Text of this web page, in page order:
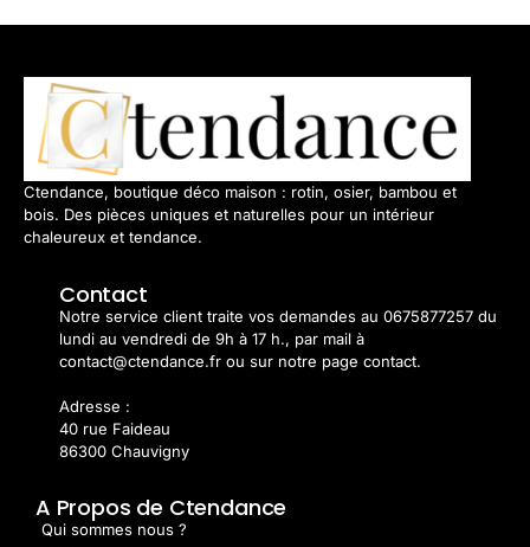
Ctendance, boutique déco maison : rotin, osier, bambou et
bois. Des pièces uniques et naturelles pour un intérieur
chaleureux et tendance.
Contact
Notre service client traite vos demandes au 0675877257 du
lundi au vendredi de 9h à 17 h., par mail à
contact@ctendance.fr ou sur notre page contact.
Adresse :
40 rue Faideau
86300 Chauvigny
A Propos de Ctendance
Qui sommes nous ?